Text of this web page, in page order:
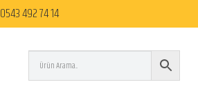
0543 492 74 14